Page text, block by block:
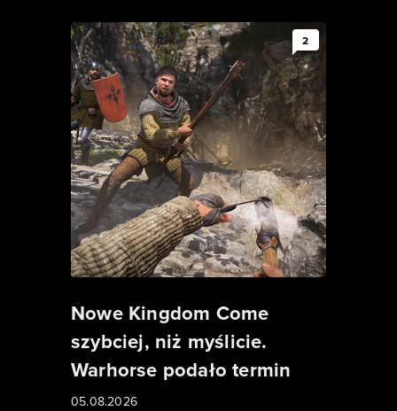
2
Nowe Kingdom Come
szybciej, niż myślicie.
Warhorse podało termin
05.08.2026